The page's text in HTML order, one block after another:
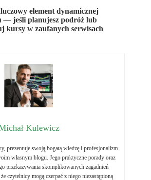
element dynamicznej
— jeśli planujesz podróż lub
kursy w zaufanych serwisach
Kulewicz
prezentuje swoją bogatą wiedzę i profesjonalizm
własnym blogu. Jego praktyczne porady oraz
przekazywania skomplikowanych zagadnień
czytelnicy mogą czerpać z niego niezastąpioną